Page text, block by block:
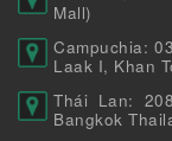
Mall)
Campuchia:
Laak I, Khan
Thái Lan:
Bangkok